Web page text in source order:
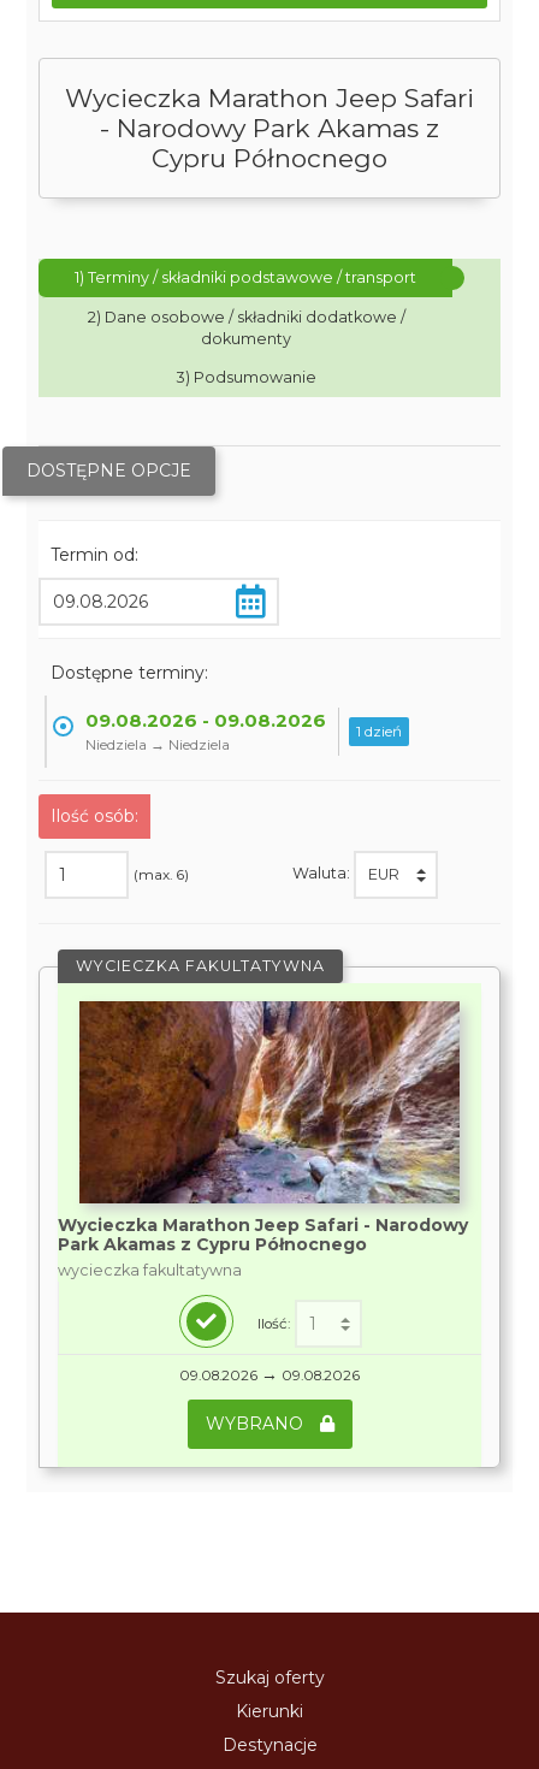
Wycieczka Marathon Jeep Safari
- Narodowy Park Akamas z
Cypru Północnego
1) Terminy / składniki podstawowe / transport
2) Dane osobowe / składniki dodatkowe /
dokumenty
3) Podsumowanie
DOSTĘPNE OPCJE
Termin od:
Dostępne terminy:
09.08.2026 - 09.08.2026
Niedziela → Niedziela
1 dzień
Ilość osób:
(max. 6) Waluta:
WYCIECZKA FAKULTATYWNA
Wycieczka Marathon Jeep Safari - Narodowy
Park Akamas z Cypru Północnego
wycieczka fakultatywna
Ilość:
09.08.2026 → 09.08.2026
WYBRANO
Szukaj oferty
Kierunki
Destynacje